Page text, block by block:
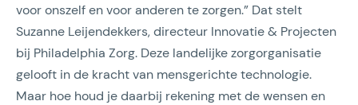
voor onszelf en voor anderen te zorgen.” Dat stelt
Suzanne Leijendekkers, directeur Innovatie & Projecten
bij Philadelphia Zorg. Deze landelijke zorgorganisatie
gelooft in de kracht van mensgerichte technologie.
Maar hoe houd je daarbij rekening met de wensen en